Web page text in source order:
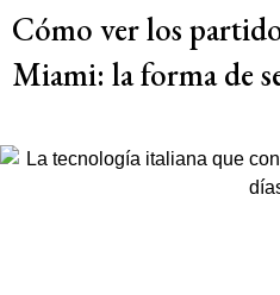
Cómo ver los
Miami: la forma de